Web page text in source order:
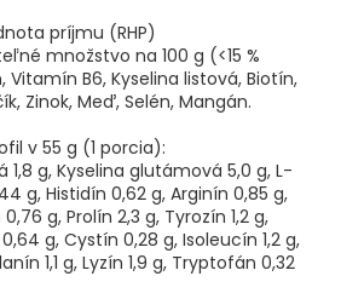
príjmu (RHP)
množstvo na 100 g (<15 %
Vitamín B6, Kyselina listová, Biotín,
Zinok, Meď, Selén, Mangán.
v 55 g (1 porcia):
1,8 g, Kyselina glutámová 5,0 g, L-
g, Histidín 0,62 g, Arginín 0,85 g,
g, Prolín 2,3 g, Tyrozín 1,2 g,
g, Cystín 0,28 g, Isoleucín 1,2 g,
1,1 g, Lyzín 1,9 g, Tryptofán 0,32